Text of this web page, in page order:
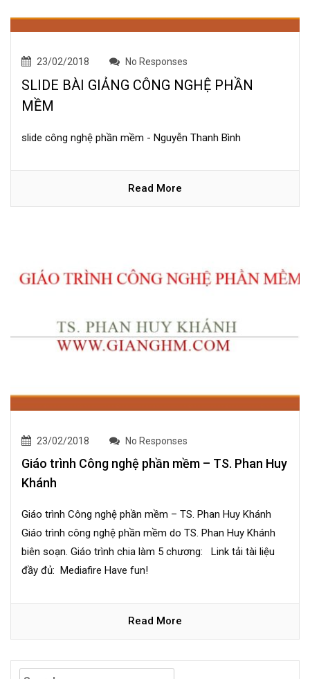
23/02/2018 No Responses
SLIDE BÀI GIẢNG CÔNG NGHỆ PHẦN
MỀM
slide công nghệ phần mềm - Nguyễn Thanh Bình
Read More
23/02/2018 No Responses
Giáo trình Công nghệ phần mềm – TS. Phan Huy
Khánh
Giáo trình Công nghệ phần mềm – TS. Phan Huy Khánh
Giáo trình công nghệ phần mềm do TS. Phan Huy Khánh
biên soạn. Giáo trình chia làm 5 chương: Link tải tài liệu
đầy đủ: Mediafire Have fun!
Read More
Search